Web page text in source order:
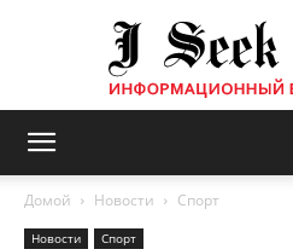
Домой Новости Спорт
Новости Спорт